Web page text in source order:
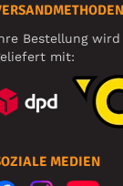
Bestellung
mit:
MEDIEN